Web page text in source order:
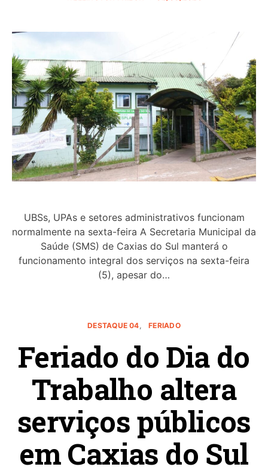
UBSs, UPAs e setores administrativos funcionam
normalmente na sexta-feira A Secretaria Municipal da
Saúde (SMS) de Caxias do Sul manterá o
funcionamento integral dos serviços na sexta-feira
(5), apesar do…
DESTAQUE 04 FERIADO
Feriado do Dia do
Trabalho altera
serviços públicos
em Caxias do Sul